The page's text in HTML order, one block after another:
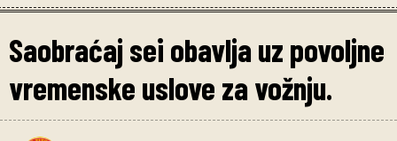
Saobraćaj sei obavlja uz povoljne
vremenske uslove za vožnju.